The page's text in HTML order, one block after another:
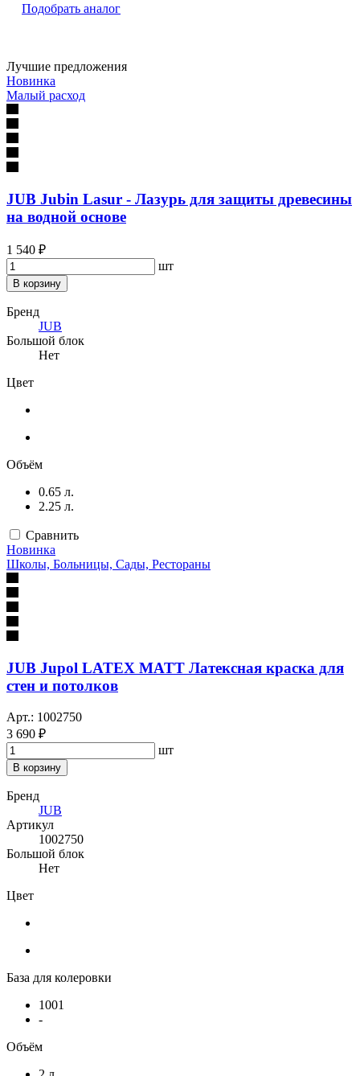
Подобрать аналог
Лучшие предложения
Новинка
Малый расход
JUB Jubin Lasur - Лазурь для защиты древесины
на водной основе
1 540 ₽
шт
В корзину
Бренд
JUB
Большой блок
Нет
Цвет
Объём
0.65 л.
2.25 л.
Сравнить
Новинка
Школы, Больницы, Сады, Рестораны
JUB Jupol LATEX MATT Латексная краска для
стен и потолков
Арт.: 1002750
3 690 ₽
шт
В корзину
Бренд
JUB
Артикул
1002750
Большой блок
Нет
Цвет
База для колеровки
1001
-
Объём